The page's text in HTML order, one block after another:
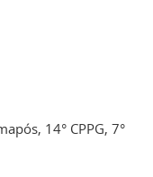
14° CPPG, 7°